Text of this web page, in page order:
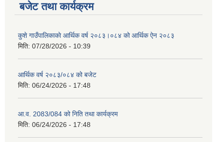
बजेट तथा कार्यक्रम
कुशे गाउँपालिकाकाे आर्थिक वर्ष २०८३।०८४ को आर्थिक ऐन २०८३
मिति: 07/28/2026 - 10:39
आर्थिक वर्ष २०८३/०८४ को बजेट
मिति: 06/24/2026 - 17:48
आ.व. 2083/084 को निति तथा कार्यक्रम
मिति: 06/24/2026 - 17:48